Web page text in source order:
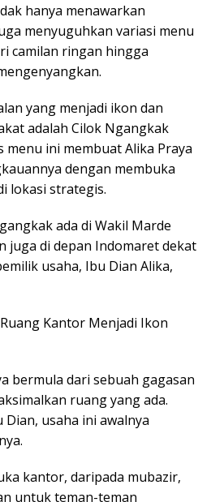
hanya menawarkan
menyuguhkan variasi menu
camilan ringan hingga
yang menjadi ikon dan
adalah Cilok Ngangkak
menu ini membuat Alika Praya
dengan membuka
lokasi strategis.
ada di Wakil Marde
juga di depan Indomaret dekat
usaha, Ibu Dian Alika,
Kantor Menjadi Ikon
bermula dari sebuah gagasan
ruang yang ada.
usaha ini awalnya
kantor, daripada mubazir,
untuk teman-teman